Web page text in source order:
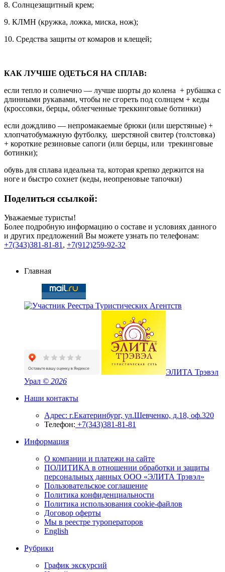
8. Солнцезащитный крем;
9. КЛМН (кружка, ложка, миска, нож);
10. Средства защиты от комаров и клещей;
КАК ЛУЧШЕ ОДЕТЬСЯ НА СПЛАВ:
если тепло и солнечно — лучше шорты до колена + рубашка с
длинными рукавами, чтобы не сгореть под солнцем + кеды
(кроссовки, берцы, облегченные треккинговые ботинки)
если дождливо — непромакаемые брюки (или шерстяные) +
хлопчатобумажную футболку, шерстяной свитер (толстовка)
+ короткие резиновые сапоги (или берцы, или трекинговые
ботинки);
обувь для сплава идеальна та, которая крепко держится на
ноге и быстро сохнет (кеды, неопреновые тапочки)
Поделиться ссылкой:
Уважаемые туристы!
Более подробную информацию о составе и условиях данного
и других предложений Вы можете узнать по телефонам:
+7(343)381-81-81, +7(912)259-92-32
Главная
ЭЛИТА Трэвэл
Урал © 2026
Наши контакты
Адрес: г.Екатеринбург, ул.Шевченко, д.18, оф.320
Телефон: +7(343)381-81-81
Информация
О компании и платежи на сайте
ПОЛИТИКА в отношении обработки и защиты
персональных данных ООО «ЭЛИТА Трэвэл»
Пользовательское соглашение
Политика конфиденциальности
Политика использования cookie-файлов
Договор оферты
Мы в реестре туроператоров
English
Рубрики
График экскурсий